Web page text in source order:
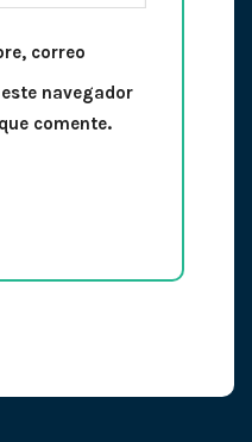
correo
navegador
comente.